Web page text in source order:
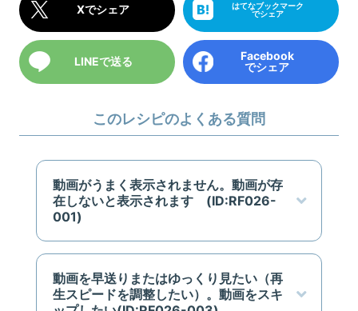
Xでシェア
はてなブックマーク
でシェア
LINEで送る
Facebook
でシェア
このレシピのよくある質問
動画がうまく表示されません。動画が存
在しないと表示されます (ID:RF026-
001)
動画を早送りまたはゆっくり見たい（再
生スピードを調整したい）。動画をスキ